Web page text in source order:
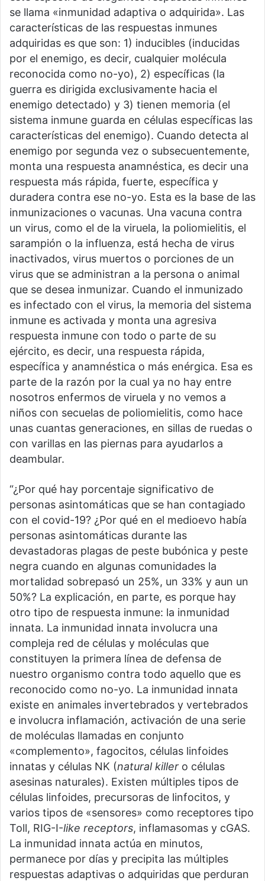
se llama «inmunidad adaptiva o adquirida». Las
características de las respuestas inmunes
adquiridas es que son: 1) inducibles (inducidas
por el enemigo, es decir, cualquier molécula
reconocida como no-yo), 2) específicas (la
guerra es dirigida exclusivamente hacia el
enemigo detectado) y 3) tienen memoria (el
sistema inmune guarda en células específicas las
características del enemigo). Cuando detecta al
enemigo por segunda vez o subsecuentemente,
monta una respuesta anamnéstica, es decir una
respuesta más rápida, fuerte, específica y
duradera contra ese no-yo. Esta es la base de las
inmunizaciones o vacunas. Una vacuna contra
un virus, como el de la viruela, la poliomielitis, el
sarampión o la influenza, está hecha de virus
inactivados, virus muertos o porciones de un
virus que se administran a la persona o animal
que se desea inmunizar. Cuando el inmunizado
es infectado con el virus, la memoria del sistema
inmune es activada y monta una agresiva
respuesta inmune con todo o parte de su
ejército, es decir, una respuesta rápida,
específica y anamnéstica o más enérgica. Esa es
parte de la razón por la cual ya no hay entre
nosotros enfermos de viruela y no vemos a
niños con secuelas de poliomielitis, como hace
unas cuantas generaciones, en sillas de ruedas o
con varillas en las piernas para ayudarlos a
deambular.
“¿Por qué hay porcentaje significativo de
personas asintomáticas que se han contagiado
con el covid-19? ¿Por qué en el medioevo había
personas asintomáticas durante las
devastadoras plagas de peste bubónica y peste
negra cuando en algunas comunidades la
mortalidad sobrepasó un 25%, un 33% y aun un
50%? La explicación, en parte, es porque hay
otro tipo de respuesta inmune: la inmunidad
innata. La inmunidad innata involucra una
compleja red de células y moléculas que
constituyen la primera línea de defensa de
nuestro organismo contra todo aquello que es
reconocido como no-yo. La inmunidad innata
existe en animales invertebrados y vertebrados
e involucra inflamación, activación de una serie
de moléculas llamadas en conjunto
«complemento», fagocitos, células linfoides
innatas y células NK (natural killer o células
asesinas naturales). Existen múltiples tipos de
células linfoides, precursoras de linfocitos, y
varios tipos de «sensores» como receptores tipo
Toll, RIG-I-like receptors, inflamasomas y cGAS.
La inmunidad innata actúa en minutos,
permanece por días y precipita las múltiples
respuestas adaptivas o adquiridas que perduran